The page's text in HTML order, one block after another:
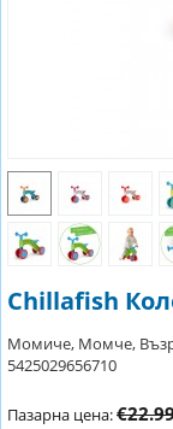
Chillafish
Момиче, Момче,
5425029656710
Пазарна цена: